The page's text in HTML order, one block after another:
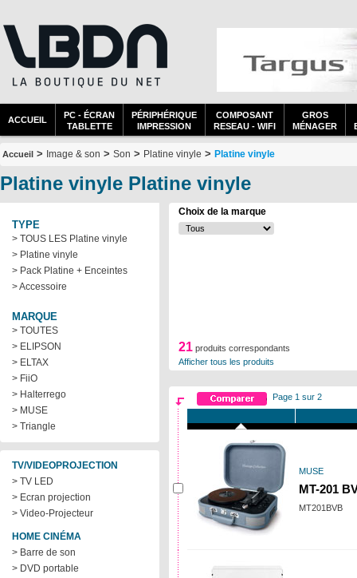
ACCUEIL
PC - ÉCRAN
TABLETTE
PÉRIPHÉRIQUE
IMPRESSION
COMPOSANT
RESEAU - WIFI
GROS
MÉNAGER
Accueil > Image & son > Son > Platine vinyle > Platine vinyle
Platine vinyle Platine vinyle
TYPE
> TOUS LES Platine vinyle
> Platine vinyle
> Pack Platine + Enceintes
> Accessoire
MARQUE
> TOUTES
> ELIPSON
> ELTAX
> FiiO
> Halterrego
> MUSE
> Triangle
TV/VIDEOPROJECTION
> TV LED
> Ecran projection
> Video-Projecteur
HOME CINÉMA
> Barre de son
> DVD portable
Choix de la marque
21 produits correspondants
Afficher tous les produits
Page 1 sur 2
MUSE
MT-201
MT201BVB